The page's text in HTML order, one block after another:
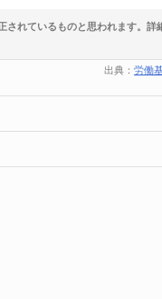
れているものと思われます。
出典： 労働